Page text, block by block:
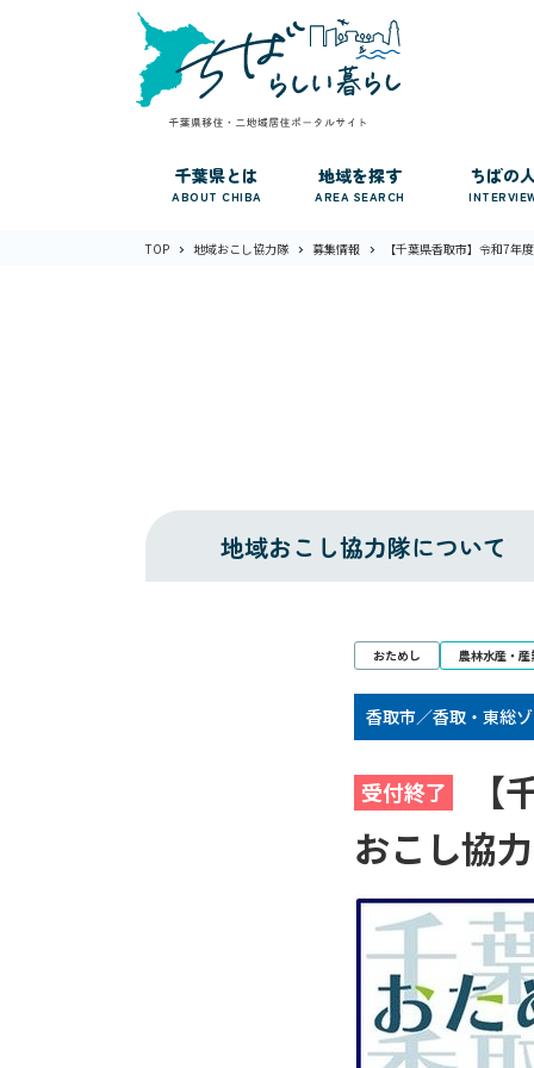
千葉県とは
ABOUT CHIBA
地域を探す
AREA SEARCH
ちばの
TOP 地域おこし協力隊 募集情報 【千葉県香取市】令和7年
地域おこし協力隊について
おためし 農林水産・産
香取市／香取・東総
受付終了
【
おこし協